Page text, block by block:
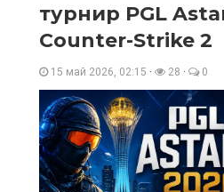
турнир PGL
Counter-Strike 2
15 май 2026, 02:15 · 28 · 0